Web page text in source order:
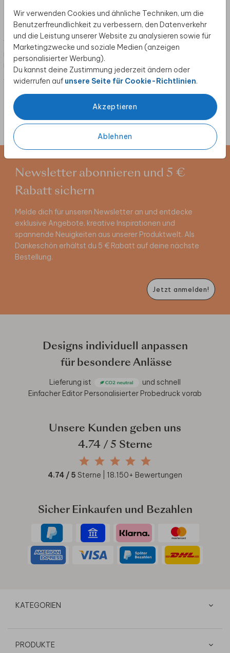
Wir verwenden Cookies und ähnliche Techniken, um die
Benutzerfreundlichkeit zu verbessern, den Datenverkehr
und die Leistung unserer Website zu analysieren sowie für
Marketingzwecke und soziale Medien (anzeigen
personalisierter Werbung).
Du kannst deine Zustimmung jederzeit ändern oder
widerrufen auf unsere Seite für Cookie-Richtlinien.
Akzeptieren
Ablehnen
*Gültig bis zum 31. Oktober 2025. Eine Barauszahlung oder eine
rückwirkende Anrechnung auf bereits getätigte Bestellungen ist
nicht möglich.
*Hier kannst du dieAktionsbedingungennachlesen.
Newsletter abonnieren und 5 €
Rabatt sichern
Melde dich für unseren Newsletter an und entdecke
exklusive Angebote, kreative Inspirationen und
spannende Neuigkeiten aus unserer Produktwelt. Als
Dankeschön erhältst du 5 € Rabatt auf deine nächste
Bestellung.
Jetzt anmelden!
Designs individuell anpassen
für besondere Anlässe
Lieferung ist
und schnell
Einfacher Editor Personalisierter Probedruck vorab
Unsere Kunden geben uns
4.74/ 5 Sterne
4.74 / 5 Sterne | 18.150+ Bewertungen
Sicher Einkaufen und Bezahlen
KATEGORIEN
PRODUKTE